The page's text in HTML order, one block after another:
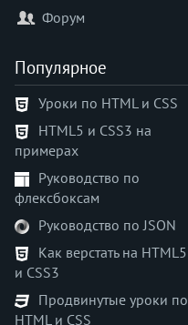
Форум
Популярное
Уроки по HTML и CSS
HTML5 и CSS3 на
примерах
Руководство по
флексбоксам
Руководство по JSON
Как верстать на HTML5
и CSS3
Продвинутые уроки по
HTML и CSS